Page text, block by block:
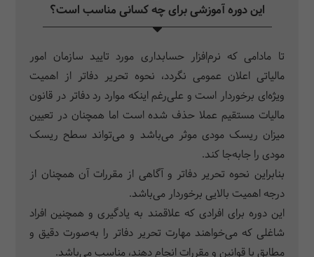
این دوره آموزشی برای چه کسانی مناسب است؟
تا مادامی که نرم‌افزار حسابداری مورد تایید سازمان امور
مالیاتی اعلان عمومی نگردد، نحوه تحریر دفاتر از اهمیت
ویژه‌ای برخوردار است و علی‌رغم اینکه موارد رد دفاتر در قانون
مالیات مستقیم عملا حذف شده است اما همچنان در تعیین
میزان ریسک مودی موثر می‌باشد و می‌تواند سطح ریسک
مودی را جابه‌جا کند.
بنابراین نحوه تحریر دفاتر و آگاهی از مقررات آن همچنان از
درجه اهمیت بالایی برخوردار می‌باشد.
این دوره برای افرادی که علاقمند به یادگیری و همچنین افراد
شاغلی که می‌خواهند مهارت تحریر دفاتر را به‌صورت دقیق و
مطابق با قوانین و مقررات انجام دهند، مناسب می‌باشد.